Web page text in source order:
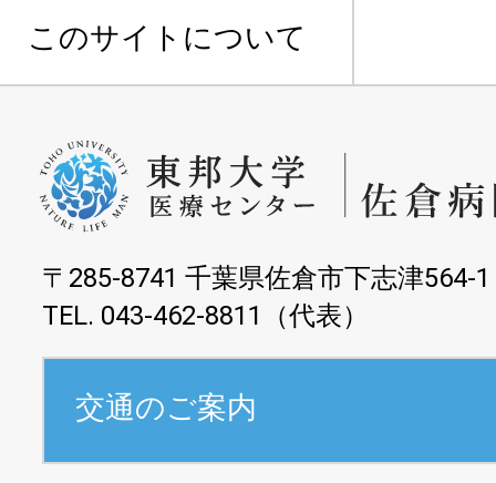
このサイトについて
〒285-8741 千葉県佐倉市下志津564-1
TEL. 043-462-8811（代表）
交通のご案内